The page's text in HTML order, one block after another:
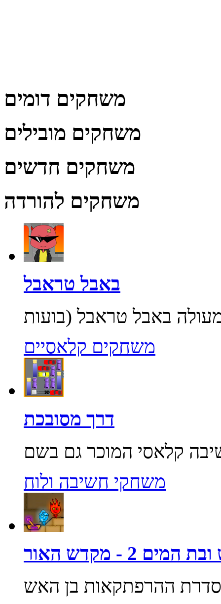
משחקים דומים
משחקים מובילים
משחקים חדשים
משחקים להורדה
באבל טראבל
משחקים קלאסיים
דרך מסובכת
משחקי חשיבה ולוח
2 - מקדש האור